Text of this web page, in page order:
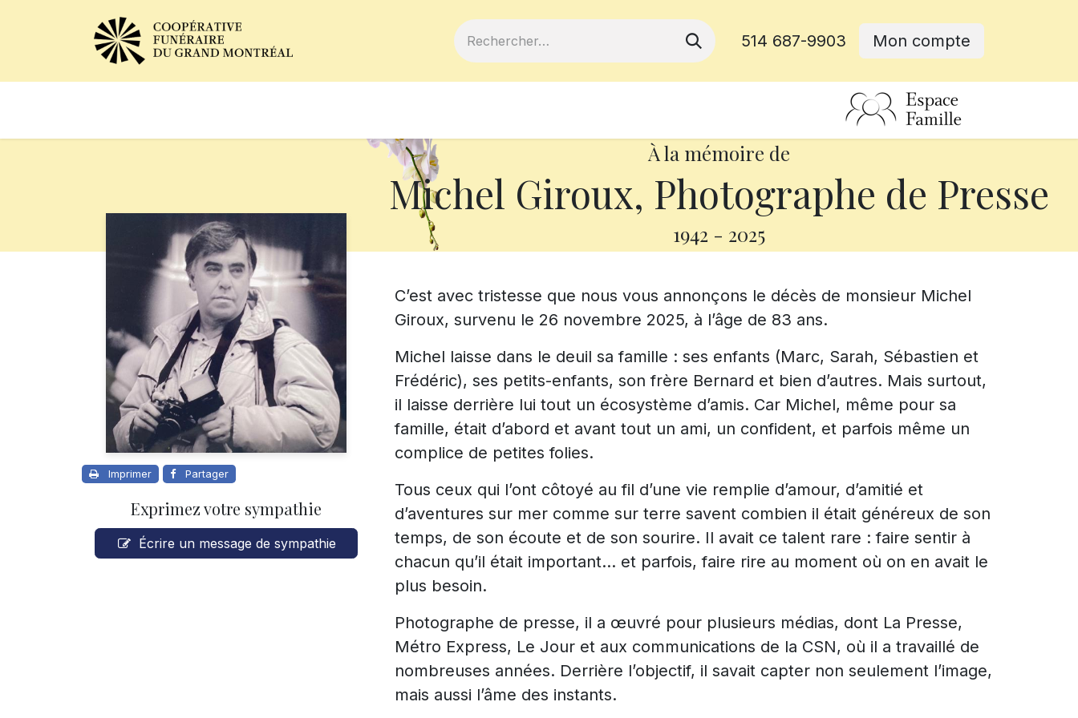
514 687-9903 Mon compte
À la mémoire de
Michel Giroux, Photographe de Presse
1942 - 2025
Imprimer Partager
Exprimez votre sympathie
Écrire un message de sympathie
C’est avec tristesse que nous vous annonçons le décès de monsieur Michel
Giroux, survenu le 26 novembre 2025, à l’âge de 83 ans.
Michel laisse dans le deuil sa famille : ses enfants (Marc, Sarah, Sébastien et
Frédéric), ses petits-enfants, son frère Bernard et bien d’autres. Mais surtout,
il laisse derrière lui tout un écosystème d’amis. Car Michel, même pour sa
famille, était d’abord et avant tout un ami, un confident, et parfois même un
complice de petites folies.
Tous ceux qui l’ont côtoyé au fil d’une vie remplie d’amour, d’amitié et
d’aventures sur mer comme sur terre savent combien il était généreux de son
temps, de son écoute et de son sourire. Il avait ce talent rare : faire sentir à
chacun qu’il était important… et parfois, faire rire au moment où on en avait le
plus besoin.
Photographe de presse, il a œuvré pour plusieurs médias, dont La Presse,
Métro Express, Le Jour et aux communications de la CSN, où il a travaillé de
nombreuses années. Derrière l’objectif, il savait capter non seulement l’image,
mais aussi l’âme des instants.